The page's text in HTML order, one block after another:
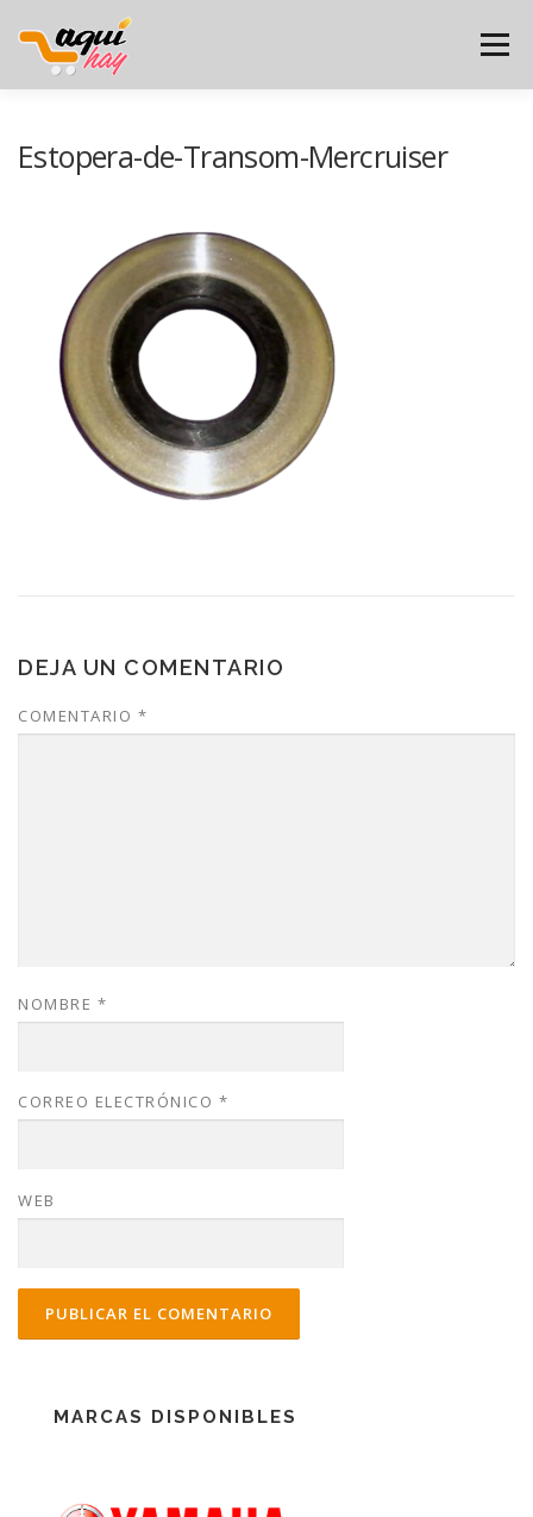
contenido
Menú
Estopera-de-Transom-Mercruiser
DEJA UN COMENTARIO
COMENTARIO *
NOMBRE *
CORREO ELECTRÓNICO *
WEB
MARCAS DISPONIBLES